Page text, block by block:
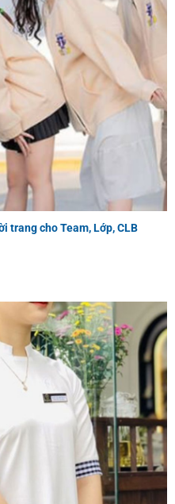
trang cho Team, Lớp, CLB